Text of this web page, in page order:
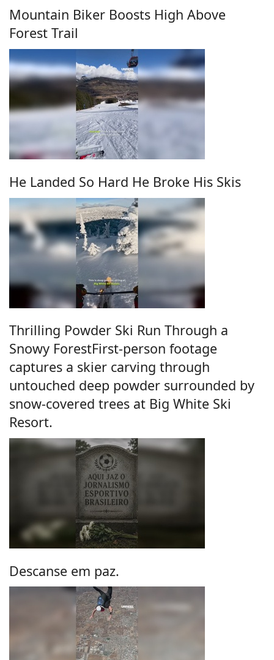
Mountain Biker Boosts High Above
Forest Trail
He Landed So Hard He Broke His Skis
Thrilling Powder Ski Run Through a
Snowy ForestFirst-person footage
captures a skier carving through
untouched deep powder surrounded by
snow-covered trees at Big White Ski
Resort.
Descanse em paz.